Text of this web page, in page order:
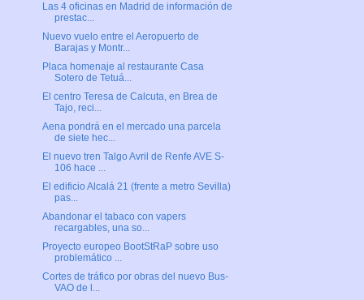
Las 4 oficinas en Madrid de información de
prestac...
Nuevo vuelo entre el Aeropuerto de
Barajas y Montr...
Placa homenaje al restaurante Casa
Sotero de Tetuá...
El centro Teresa de Calcuta, en Brea de
Tajo, reci...
Aena pondrá en el mercado una parcela
de siete hec...
El nuevo tren Talgo Avril de Renfe AVE S-
106 hace ...
El edificio Alcalá 21 (frente a metro Sevilla)
pas...
Abandonar el tabaco con vapers
recargables, una so...
Proyecto europeo BootStRaP sobre uso
problemático ...
Cortes de tráfico por obras del nuevo Bus-
VAO de l...